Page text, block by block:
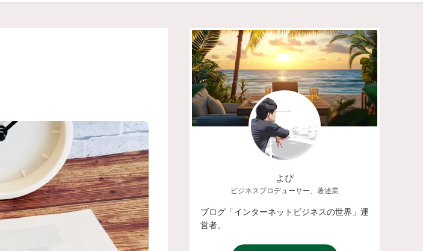
よぴ
ビジネスプロデューサー、著述業
ブログ「インターネットビジネスの世界」運
営者。